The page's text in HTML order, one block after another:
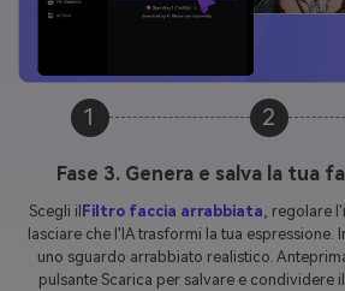
1 2
Fase 3. Genera e salva la tua
Scegli il Filtro faccia arrabbiata, regolare
lasciare che l'IA trasformi la tua espressione.
uno sguardo arrabbiato realistico.
pulsante Scarica per salvare e condividere